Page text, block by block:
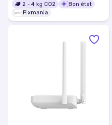
2 - 4 kg CO2
Bon état
Pixmania